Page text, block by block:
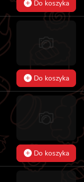
Do koszyka
Do koszyka
Do koszyka